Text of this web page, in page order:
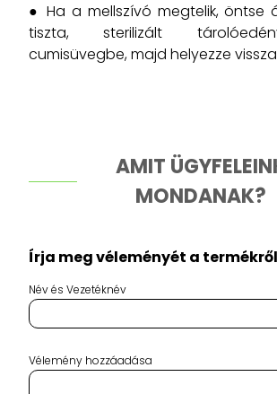
● Ha a mellszívó megtelik,
tiszta, sterilizált
cumisüvegbe, majd helyezze
AMIT
MONDANAK?
Írja meg véleményét a
Név és Vezetéknév
Vélemény hozzáadása